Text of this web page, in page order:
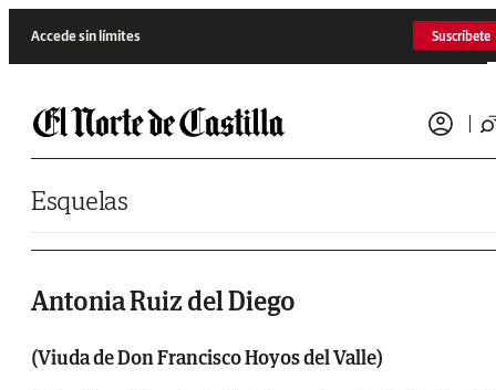
Accede sin límites Suscríbete
Esquelas
Antonia Ruiz del Diego
(Viuda de Don Francisco Hoyos del Valle)